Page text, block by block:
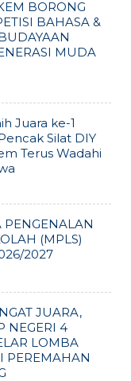
BORONG
BAHASA &
MUDA
Juara ke-1
Silat DIY
Terus Wadahi
PENGENALAN
(MPLS)
2027
JUARA,
NEGERI 4
LOMBA
PEREMAHAN